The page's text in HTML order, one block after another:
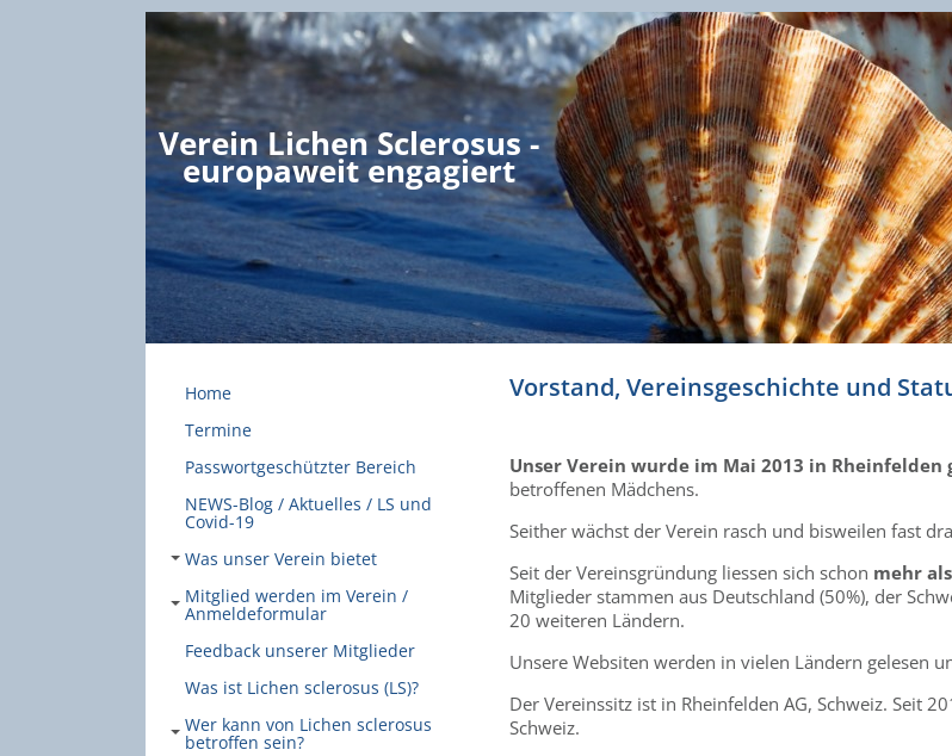
Verein Lichen Sclerosus -
europaweit engagiert
Home
Termine
Passwortgeschützter Bereich
NEWS-Blog / Aktuelles / LS und
Covid-19
Was unser Verein bietet
Mitglied werden im Verein /
Anmeldeformular
Feedback unserer Mitglieder
Was ist Lichen sclerosus (LS)?
Wer kann von Lichen sclerosus
betroffen sein?
Vorstand, Vereinsgeschichte und
Unser Verein wurde im Mai 2013 in Rheinfelden
betroffenen Mädchens.
Seither wächst der Verein rasch und bisweilen fast
Seit der Vereinsgründung liessen sich schon mehr
Mitglieder stammen aus Deutschland (50%), der
20 weiteren Ländern.
Unsere Websiten werden in vielen Ländern gelesen
Der Vereinssitz ist in Rheinfelden AG, Schweiz. Seit
Schweiz.